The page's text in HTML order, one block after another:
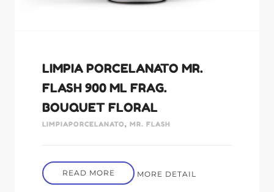
LIMPIA PORCELANATO MR.
FLASH 900 ML FRAG.
BOUQUET FLORAL
LIMPIAPORCELANATO, MR. FLASH
READ MORE MORE DETAIL